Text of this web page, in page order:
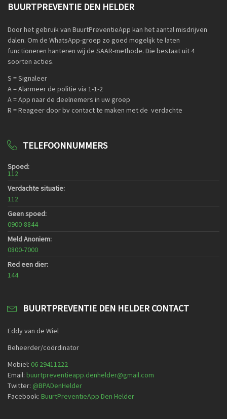
BUURTPREVENTIE DEN HELDER
Door het gebruik van BuurtPreventieApp kan het aantal misdrijven
dalen. Om de WhatsApp-groep zo goed mogelijk te laten
functioneren hanteren wij de SAAR-methode. Die bestaat uit 4
soorten acties.
S = Signaleer
A = Alarmeer de politie via 1-1-2
A = App naar de deelnemers in uw groep
R = Reageer door bv contact te maken met de verdachte
TELEFOONNUMMERS
Spoed:
112
Verdachte situatie:
112
Geen spoed:
0900-8844
Meld Anoniem:
0800-7000
Red een dier:
144
BUURTPREVENTIE DEN HELDER CONTACT
Eddy van de Wiel
Beheerder/coördinator
Mobiel: 06 29411222
Email: buurtpreventieapp.denhelder@gmail.com
Twitter: @BPADenHelder
Facebook: BuurtPreventieApp Den Helder